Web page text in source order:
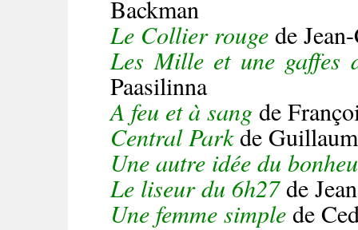
Backman
Le Collier rouge de
Les Mille et une gaffes
Paasilinna
A feu et à sang de
Central Parkde
Une autre idée du
Le liseur du 6h27de
Une femme simple de